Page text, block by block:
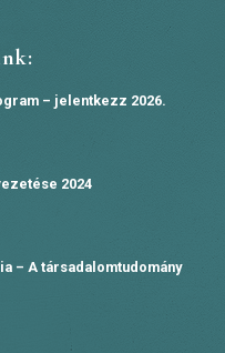
– jelentkezz 2026.
2024
– A társadalomtudomány